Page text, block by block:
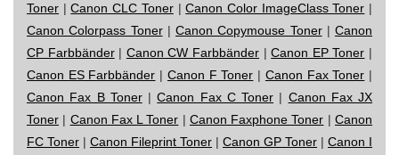
Toner |Canon CLC Toner|Canon Color ImageClass Toner |
Canon Colorpass Toner| Canon Copymouse Toner| Canon
CP Farbbänder| Canon CW Farbbänder |Canon EP Toner |
Canon ES Farbbänder | Canon F Toner | Canon Fax Toner |
Canon Fax B Toner|Canon Fax C Toner | Canon Fax JX
Toner | Canon Fax L Toner | Canon Faxphone Toner |Canon
FC Toner | Canon Fileprint Toner | Canon GP Toner | Canon I